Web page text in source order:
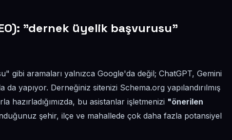
"dernek üyelik başvurusu"
gibi aramaları yalnızca Google'da değil; ChatGPT, Gemini
yapıyor. Derneğiniz sitenizi Schema.org yapılandırılmış
hazırladığımızda, bu asistanlar işletmenizi "önerilen
şehir, ilçe ve mahallede çok daha fazla potansiyel